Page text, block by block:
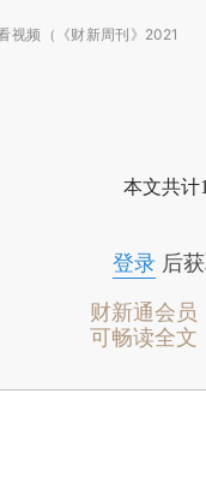
视频（《财新周刊》2021
本文共计
登录后获
财新通会员
可畅读全文